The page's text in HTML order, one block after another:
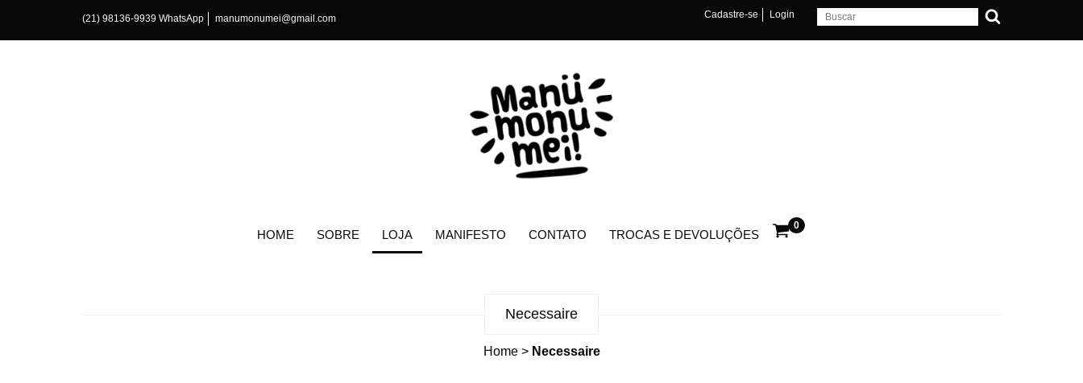
(21) 98136-9939 WhatsApp manumonumei@gmail.com Cadastre-se Login
HOME SOBRE LOJA MANIFESTO CONTATO TROCAS E DEVOLUÇÕES
0
Necessaire
Home > Necessaire